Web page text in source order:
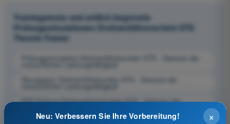
Trainingstests und zeitlich begrenzte
Prüfungssimulationen Drohnenführerschein STS
Theorie-Trainer
Prüfungssimulation Drohnenführerschein STS - Grenzen der
Übungsquiz Drohnenführerschein STS - Grenzen der
PDF-Prüfung Drohnenführerschein STS - Grenzen der
×
Neu: Verbessern Sie Ihre Vorbereitung!